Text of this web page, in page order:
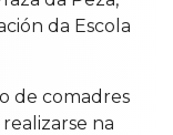
da Escola
de comadres
na